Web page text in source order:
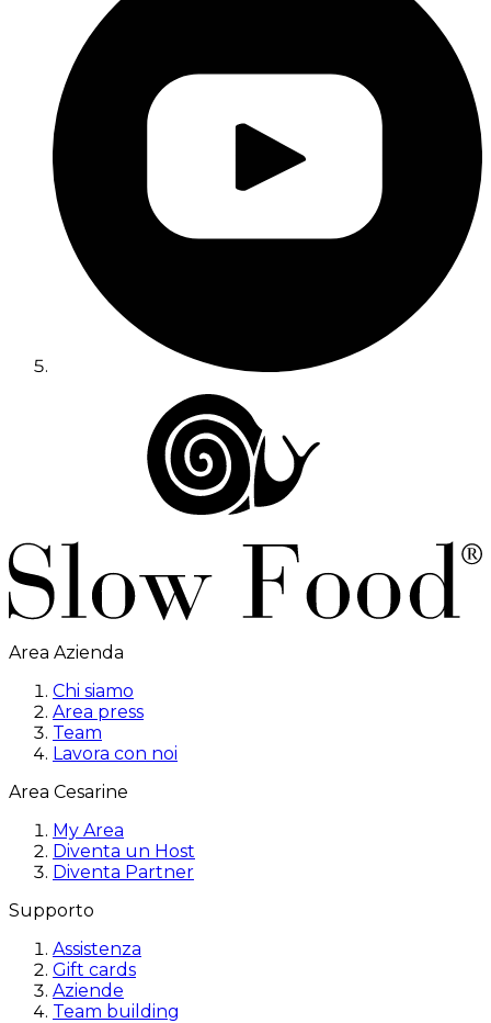
Area Azienda
Chi siamo
Area press
Team
Lavora con noi
Area Cesarine
My Area
Diventa un Host
Diventa Partner
Supporto
Assistenza
Gift cards
Aziende
Team building